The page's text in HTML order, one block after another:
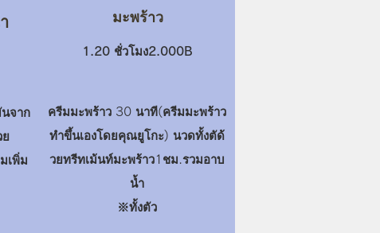
า
จาก
ย
เพิ่ม
มะพร้าว
1.20 ชั่วโมง2.000B
ครีมมะพร้าว 30 นาที(ครีมมะพร้าว
ทำขึ้นเองโดยคุณยูโกะ) นวดทั้งตัด้
วยทรีทเม้นท์มะพร้าว1ชม.รวมอาบ
น้ำ
​※ทั้งตัว